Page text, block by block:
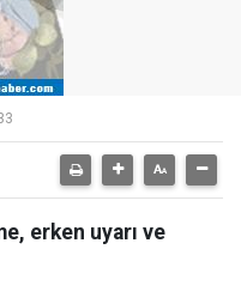
erken uyarı ve